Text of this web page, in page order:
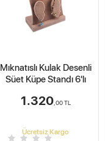
Mıknatıslı Kulak Desenli
Süet Küpe Standı 6'lı
1.320,00TL
Ücretsiz Kargo